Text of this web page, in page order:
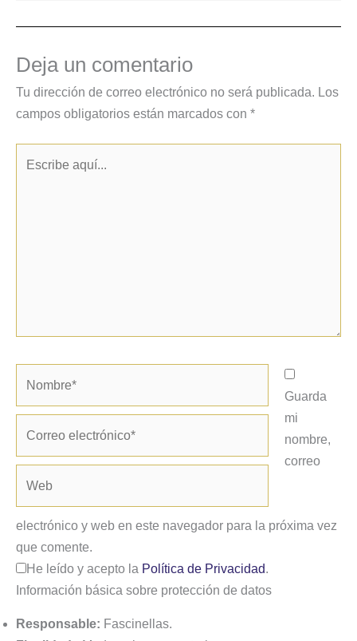
Deja un comentario
Tu dirección de correo electrónico no será publicada. Los
campos obligatorios están marcados con *
Guarda
mi
nombre,
correo
electrónico y web en este navegador para la próxima vez
que comente.
He leído y acepto la Política de Privacidad.
Información básica sobre protección de datos
Responsable: Fascinellas.